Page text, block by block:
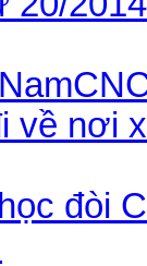
về nơi
đòi